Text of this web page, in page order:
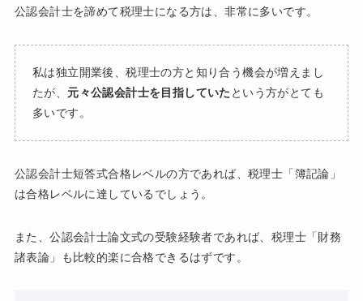
公認会計士を諦めて税理士になる方は、非常に多いです。
私は独立開業後、税理士の方と知り合う機会が増えまし
たが、 元々公認会計士を目指していた という方がとても
多いです。
公認会計士短答式合格レベルの方であれば、税理士「簿記論」
は合格レベルに達しているでしょう。
また、公認会計士論文式の受験経験者であれば、税理士「財務
諸表論」も比較的楽に合格できるはずです。